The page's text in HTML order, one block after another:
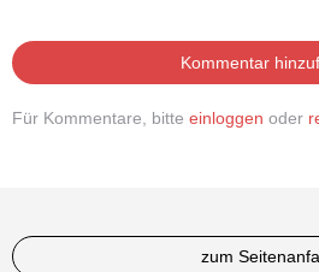
Kommentar
Für Kommentare, bitte einloggen oder
zum